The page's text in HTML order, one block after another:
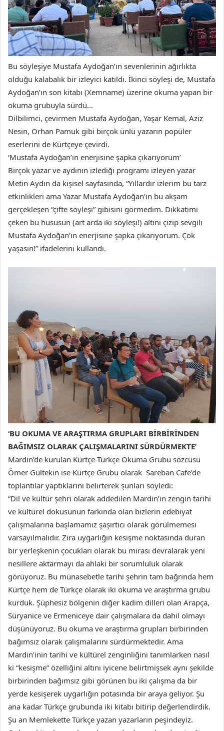
Bu söyleşiye Mustafa Aydoğan’ın sevenlerinin ağırlıkta
olduğu kalabalık bir izleyici katıldı. İkinci söyleşi de, Mustafa
Aydoğan’ın son kitabı (Xemname) üzerine okuma yapan bir
okuma grubuyla sürdü…
Dilbilimci, çevirmen Mustafa Aydoğan, Yaşar Kemal, Aziz
Nesin, Orhan Pamuk gibi birçok ünlü yazarın popüler
eserlerini de Kürtçeye çevirdi.
‘Mustafa Aydoğan’ın enerjisine şapka çıkarıyorum’
Birçok yazar ve aydının izlediği programı izleyen yazar
Metin Aydın da kişisel sayfasında, “Yıllardır izlerim bu tarz
etkinlikleri ama Yazar Mustafa Aydoğan’ın bu akşam
gerçekleşen “çifte söyleşi” gibisini görmedim. Dikkatimi
çeken bu hususun (art arda iki söyleşi!) altını çizip sevgili
Mustafa Aydoğan’ın enerjisine şapka çıkarıyorum. Çok
yaşasın!” ifadelerini kullandı.
‘BU OKUMA VE ARAŞTIRMA GRUPLARI BİRBİRİNDEN
BAĞIMSIZ OLARAK ÇALIŞMALARINI SÜRDÜRMEKTE’
Mardin’de kurulan Kürtçe-Türkçe Okuma Grubu sözcüsü
Ömer Gültekin ise Kürtçe Grubu olarak Sareban Cafe’de
toplantılar yaptıklarını belirterek şunları söyledi:
“Dil ve kültür şehri olarak addedilen Mardin’in zengin tarihi
ve kültürel dokusunun farkında olan bizlerin edebiyat
çalışmalarına başlamamız şaşırtıcı olarak görülmemesi
varsayılmalıdır. Zira uygarlığın kesişme noktasında duran
bir yerleşkenin çocukları olarak bu mirası devralarak yeni
nesillere aktarmayı da ahlaki bir sorumluluk olarak
görüyoruz. Bu münasebetle tarihi şehrin tam bağrında hem
Kürtçe hem de Türkçe olarak iki okuma ve araştırma grubu
kurduk. Şüphesiz bölgenin diğer kadim dilleri olan Arapça,
Süryanice ve Ermeniceye dair çalışmalara da dahil olmayı
düşünüyoruz. Bu okuma ve araştırma grupları birbirinden
bağımsız olarak çalışmalarını sürdürmektedir. Ama
Mardin’inin tarihi ve kültürel zenginliğini tanımlarken nasıl
ki “kesişme” özelliğini altını iyicene belirtmişsek aynı şekilde
birbirinden bağımsız gibi görünen bu iki çalışma da bir
yerde kesişerek uygarlığın potasında bir araya geliyor. Şu
ana kadar Türkçe grubunda iki kitabı bitirip değerlendirdik.
Şu an Memlekette Türkçe yazan yazarların peşindeyiz.